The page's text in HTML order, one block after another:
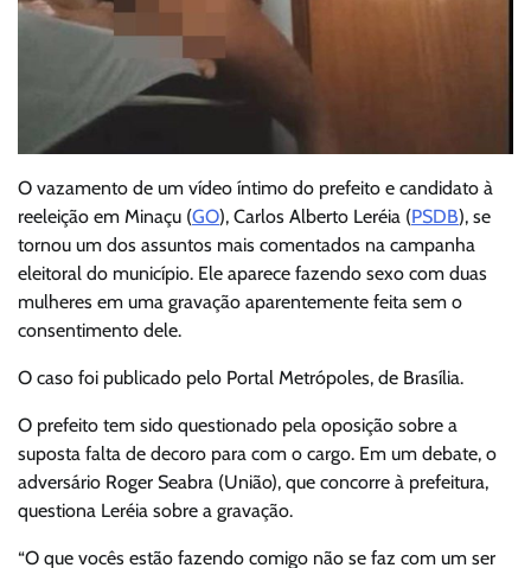
O vazamento de um vídeo íntimo do prefeito e candidato à
reeleição em Minaçu (GO), Carlos Alberto Leréia (PSDB), se
tornou um dos assuntos mais comentados na campanha
eleitoral do município. Ele aparece fazendo sexo com duas
mulheres em uma gravação aparentemente feita sem o
consentimento dele.
O caso foi publicado pelo Portal Metrópoles, de Brasília.
O prefeito tem sido questionado pela oposição sobre a
suposta falta de decoro para com o cargo. Em um debate, o
adversário Roger Seabra (União), que concorre à prefeitura,
questiona Leréia sobre a gravação.
“O que vocês estão fazendo comigo não se faz com um ser